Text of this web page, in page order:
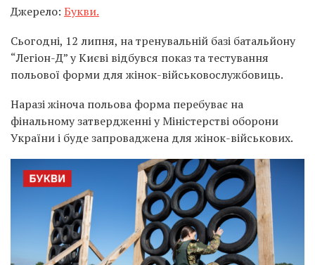
Джерело: Букви.
Сьогодні, 12 липня, на тренувальній базі батальйону
“Легіон-Д” у Києві відбувся показ та тестування
польової форми для жінок-військовослужбовиць.
Наразі жіноча польова форма перебуває на
фінальному затвердженні у Міністерстві оборони
України і буде запроваджена для жінок-військових.